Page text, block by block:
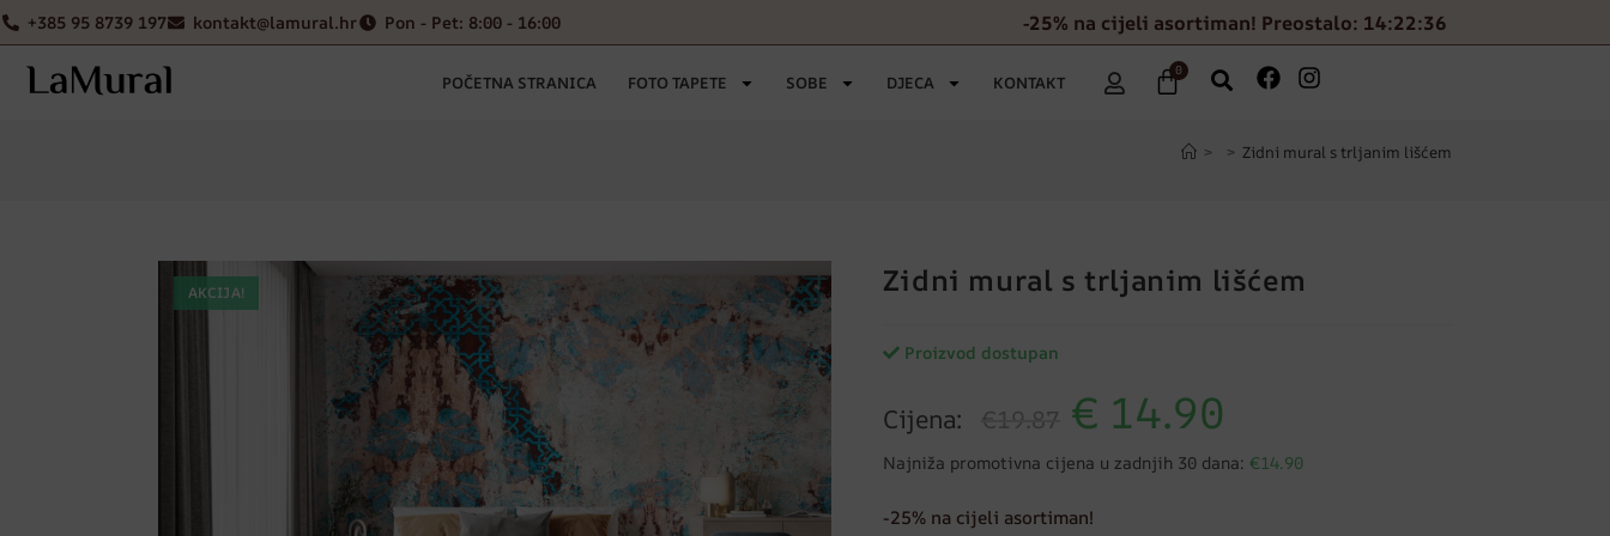
+385 95 8739 197 kontakt@lamural.hr Pon - Pet: 8:00 - 16:00 -25% na cijeli asortiman! Preostalo: 14:22:35
POČETNA STRANICA FOTO TAPETE SOBE DJECA KONTAKT
0
> > Zidni mural s trljanim lišćem
AKCIJA! Zidni mural s trljanim lišćem
Proizvod dostupan
Cijena: €19.87 € 14.90
Najniža promotivna cijena u zadnjih 30 dana: €14.90
-25% na cijeli asortiman!